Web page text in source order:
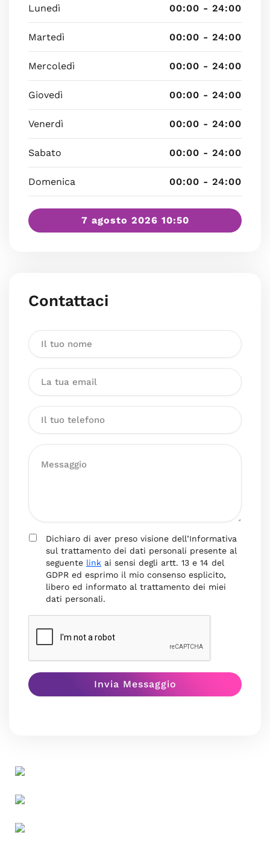
Lunedì 00:00 - 24:00
Martedì 00:00 - 24:00
Mercoledì 00:00 - 24:00
Giovedì 00:00 - 24:00
Venerdì 00:00 - 24:00
Sabato 00:00 - 24:00
Domenica 00:00 - 24:00
7 agosto 2026 10:50
Contattaci
Dichiaro di aver preso visione dell’Informativa
sul trattamento dei dati personali presente al
seguente link ai sensi degli artt. 13 e 14 del
GDPR ed esprimo il mio consenso esplicito,
libero ed informato al trattamento dei miei
dati personali.